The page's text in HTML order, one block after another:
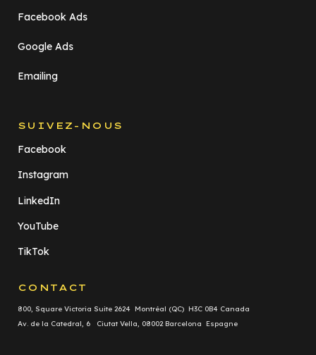
Facebook Ads
Google Ads
Emailing
SUIVEZ-NOUS
Facebook
Instagram
LinkedIn
YouTube
TikTok
CONTACT
800, Square Victoria Suite 2624 Montréal (QC) H3C 0B4 Canada
Av. de la Catedral, 6 Ciutat Vella, 08002 Barcelona Espagne